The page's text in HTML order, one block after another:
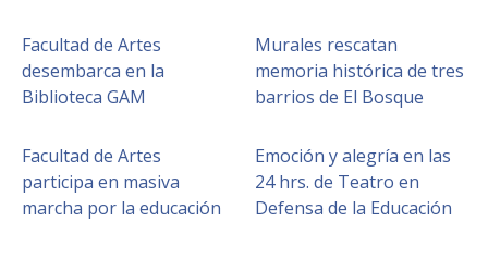
Facultad de Artes
desembarca en la
Biblioteca GAM
Murales rescatan
memoria histórica de tres
barrios de El Bosque
Facultad de Artes
participa en masiva
marcha por la educación
Emoción y alegría en las
24 hrs. de Teatro en
Defensa de la Educación